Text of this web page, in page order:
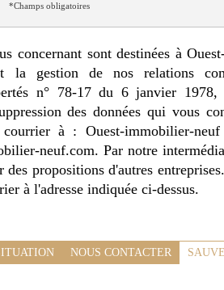
*Champs obligatoires
concernant sont destinées à
la gestion de nos relations
n° 78-17 du 6 janvier 1978,
des données qui vous
courrier à : Ouest-immobilier-
neuf.com. Par notre
propositions d'autres
à l'adresse indiquée ci-dessus.
NOUS CONTACTER